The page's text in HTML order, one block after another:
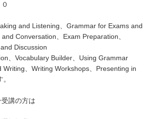
and Listening、Grammar for Exams and
Conversation、Exam Preparation、
Discussion
、Vocabulary Builder、Using Grammar
、Writing Workshops、Presenting in
講の方は